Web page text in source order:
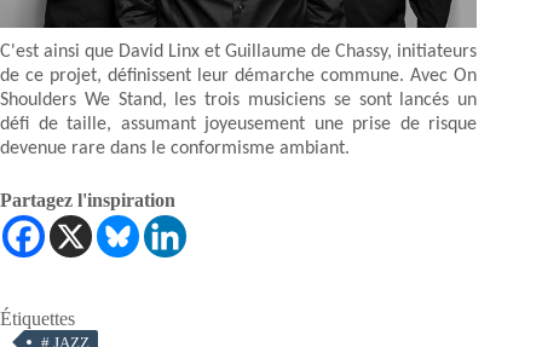
C'est ainsi que David Linx et Guillaume de Chassy, initiateurs
de ce projet, définissent leur démarche commune. Avec On
Shoulders We Stand, les trois musiciens se sont lancés un
défi de taille, assumant joyeusement une prise de risque
devenue rare dans le conformisme ambiant.
Partagez l'inspiration
Étiquettes
# JAZZ